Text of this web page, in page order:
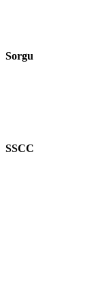
Sorgu
SSCC